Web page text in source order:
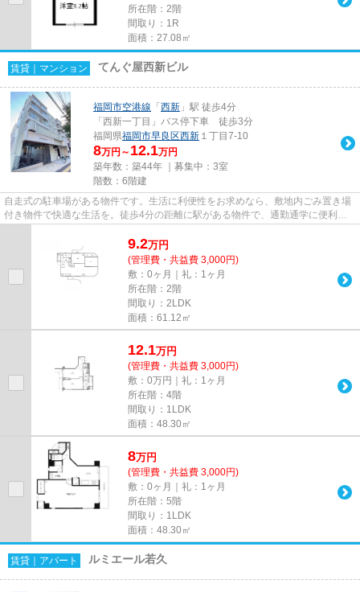
所在階：2階
間取り：1R
面積：27.08㎡
賃貸｜マンション てんぐ屋西新ビル
福岡市空港線 「 西新 」駅 徒歩4分
「西新一丁目」バス停下車 徒歩3分
福岡県福岡市早良区西新 １丁目7-10
8万円～ 12.1万円
築年数：築44年 ｜募集中： 3室
階数：6階建
自走式の駐車場がある物件です。生活に利便性をお求めなら、敷地内ごみ置き場
付き物件で快適な生活を。徒歩4分の距離に駅がある物件で、通勤通学に便利で
9.2万円
(管理費・共益費 3,000円)
敷：0ヶ月｜礼：1ヶ月
所在階：2階
間取り：2LDK
面積：61.12㎡
12.1万円
(管理費・共益費 3,000円)
敷：0万円｜礼：1ヶ月
所在階：4階
間取り：1LDK
面積：48.30㎡
8万円
(管理費・共益費 3,000円)
敷：0ヶ月｜礼：1ヶ月
所在階：5階
間取り：1LDK
面積：48.30㎡
賃貸｜アパート ルミエール若久